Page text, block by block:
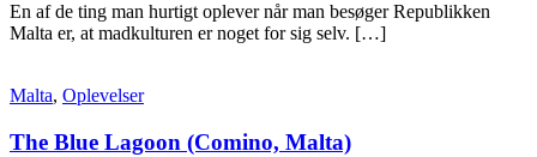
En af de ting man hurtigt oplever når man besøger Republikken
Malta er, at madkulturen er noget for sig selv. […]
Malta, Oplevelser
The Blue Lagoon (Comino, Malta)